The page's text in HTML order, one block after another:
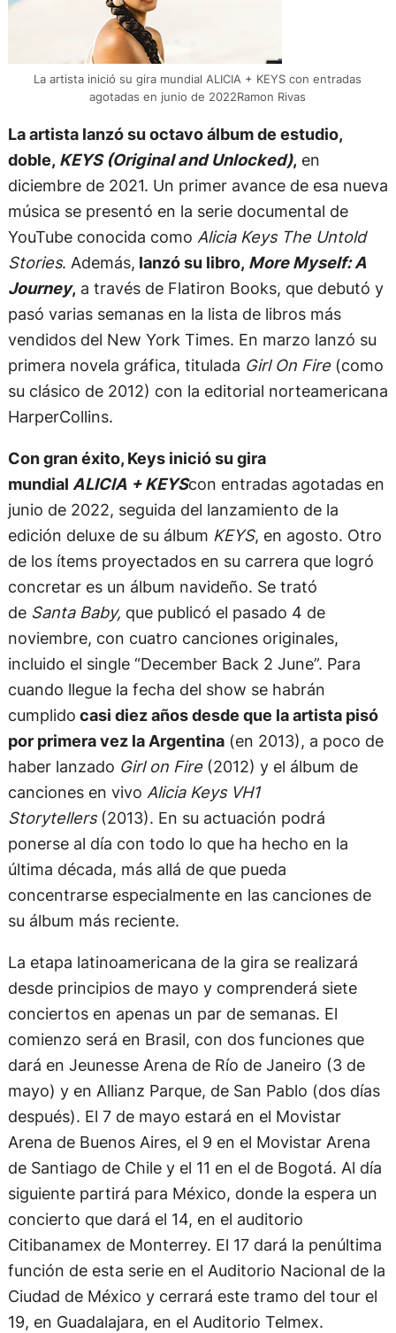
La artista inició su gira mundial ALICIA + KEYS con entradas
agotadas en junio de 2022Ramon Rivas
La artista lanzó su octavo álbum de estudio,
doble, KEYS (Original and Unlocked), en
diciembre de 2021. Un primer avance de esa nueva
música se presentó en la serie documental de
YouTube conocida como Alicia Keys The Untold
Stories. Además, lanzó su libro, More Myself: A
Journey, a través de Flatiron Books, que debutó y
pasó varias semanas en la lista de libros más
vendidos del New York Times. En marzo lanzó su
primera novela gráfica, titulada Girl On Fire(como
su clásico de 2012) con la editorial norteamericana
HarperCollins.
Con gran éxito, Keys inició su gira
mundial ALICIA + KEYScon entradas agotadas en
junio de 2022, seguida del lanzamiento de la
edición deluxe de su álbum KEYS, en agosto. Otro
de los ítems proyectados en su carrera que logró
concretar es un álbum navideño. Se trató
de Santa Baby, que publicó el pasado 4 de
noviembre, con cuatro canciones originales,
incluido el single “December Back 2 June”. Para
cuando llegue la fecha del show se habrán
cumplido casi diez años desde que la artista pisó
por primera vez la Argentina(en 2013), a poco de
haber lanzado Girl on Fire(2012) y el álbum de
canciones en vivo Alicia Keys VH1
Storytellers(2013). En su actuación podrá
ponerse al día con todo lo que ha hecho en la
última década, más allá de que pueda
concentrarse especialmente en las canciones de
su álbum más reciente.
La etapa latinoamericana de la gira se realizará
desde principios de mayo y comprenderá siete
conciertos en apenas un par de semanas. El
comienzo será en Brasil, con dos funciones que
dará en Jeunesse Arena de Río de Janeiro (3 de
mayo) y en Allianz Parque, de San Pablo (dos días
después). El 7 de mayo estará en el Movistar
Arena de Buenos Aires, el 9 en el Movistar Arena
de Santiago de Chile y el 11 en el de Bogotá. Al día
siguiente partirá para México, donde la espera un
concierto que dará el 14, en el auditorio
Citibanamex de Monterrey. El 17 dará la penúltima
función de esta serie en el Auditorio Nacional de la
Ciudad de México y cerrará este tramo del tour el
19, en Guadalajara, en el Auditorio Telmex.